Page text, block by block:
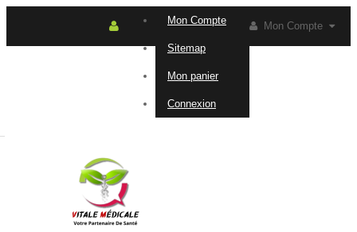
Mon Compte
Mon Compte
Sitemap
Mon panier
Connexion